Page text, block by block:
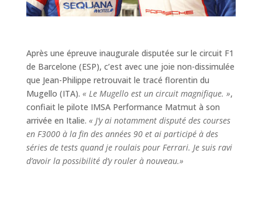
Après une épreuve inaugurale disputée sur le circuit F1
de Barcelone (ESP), c’est avec une joie non-dissimulée
que Jean-Philippe retrouvait le tracé florentin du
Mugello (ITA). « Le Mugello est un circuit magnifique. »,
confiait le pilote IMSA Performance Matmut à son
arrivée en Italie. « J’y ai notamment disputé des courses
en F3000 à la fin des années 90 et ai participé à des
séries de tests quand je roulais pour Ferrari. Je suis ravi
d’avoir la possibilité d’y rouler à nouveau.»